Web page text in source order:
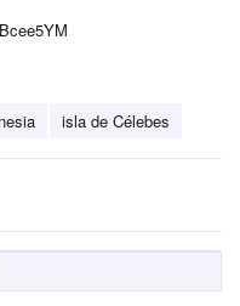
isla de Célebes